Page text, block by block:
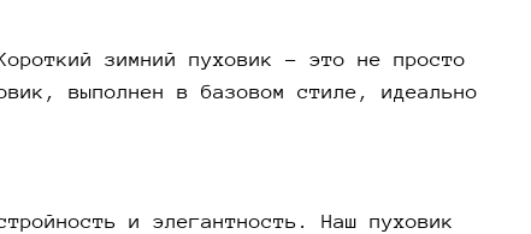
элементом гардероба. Этот пуховик не
но и помогает создать стильный
душе. Если вы ищете способ выделиться и
зимний пуховик – это не просто
выполнен в базовом стиле, идеально
и элегантность. Наш пуховик